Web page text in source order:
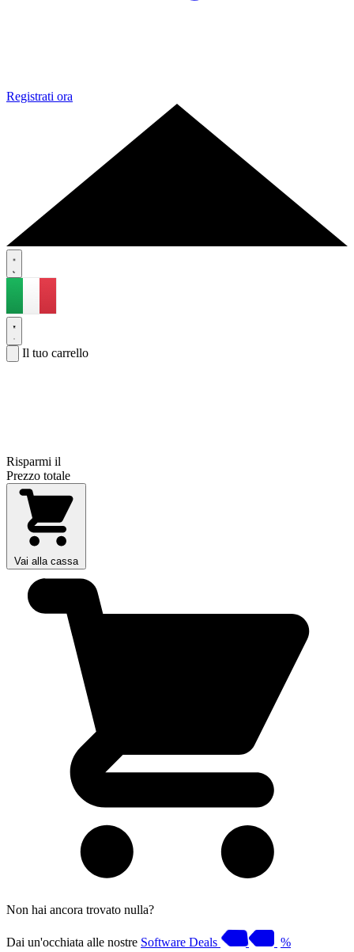
Registrati ora
Il tuo carrello
Risparmi il
Prezzo totale
Vai alla cassa
Non hai ancora trovato nulla?
Dai un'occhiata alle nostre Software Deals %